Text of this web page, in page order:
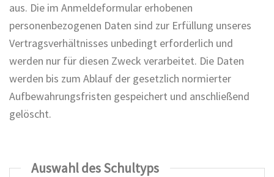
aus. Die im Anmeldeformular erhobenen
personenbezogenen Daten sind zur Erfüllung unseres
Vertragsverhältnisses unbedingt erforderlich und
werden nur für diesen Zweck verarbeitet. Die Daten
werden bis zum Ablauf der gesetzlich normierter
Aufbewahrungsfristen gespeichert und anschließend
gelöscht.
Auswahl des Schultyps